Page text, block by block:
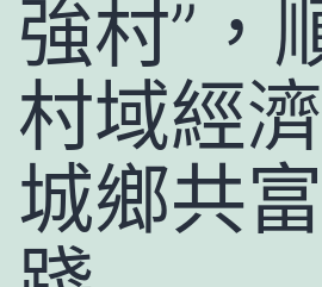
強村”，
村域經
城鄉共